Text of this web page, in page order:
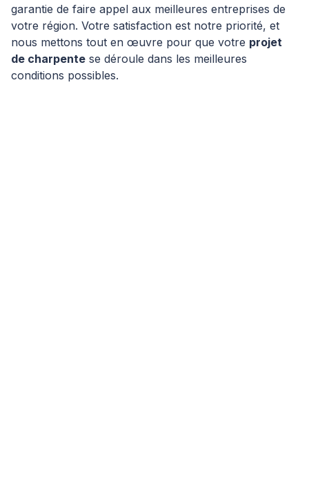
garantie de faire appel aux meilleures entreprises de
votre région. Votre satisfaction est notre priorité, et
nous mettons tout en œuvre pour que votre projet
de charpente se déroule dans les meilleures
conditions possibles.